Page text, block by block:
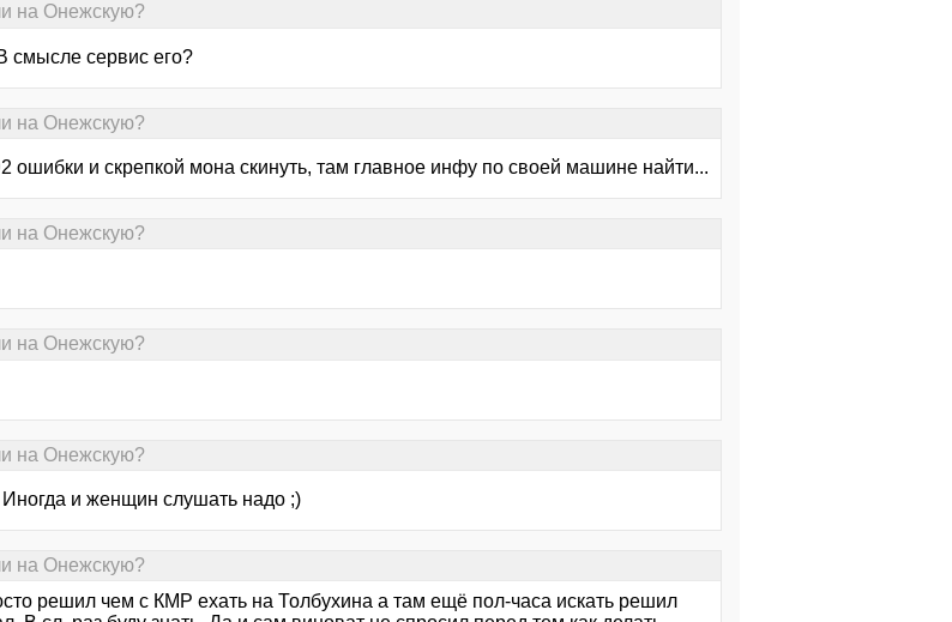
на Онежскую?
смысле сервис его?
на Онежскую?
ошибки и скрепкой мона скинуть, там главное инфу по своей машине найти...
на Онежскую?
на Онежскую?
на Онежскую?
и женщин слушать надо ;)
на Онежскую?
решил чем с КМР ехать на Толбухина а там ещё пол-часа искать решил